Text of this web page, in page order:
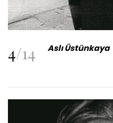
4/14 Aslı Üstünkaya